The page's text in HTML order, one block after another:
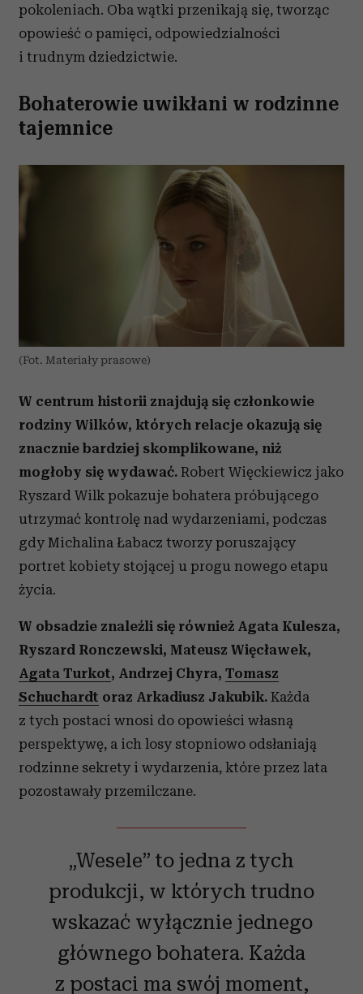
pokoleniach. Oba wątki przenikają się, tworząc
opowieść o pamięci, odpowiedzialności
i trudnym dziedzictwie.
Bohaterowie uwikłani w rodzinne
tajemnice
(Fot. Materiały prasowe)
W centrum historii znajdują się członkowie
rodziny Wilków, których relacje okazują się
znacznie bardziej skomplikowane, niż
mogłoby się wydawać. Robert Więckiewicz jako
Ryszard Wilk pokazuje bohatera próbującego
utrzymać kontrolę nad wydarzeniami, podczas
gdy Michalina Łabacz tworzy poruszający
portret kobiety stojącej u progu nowego etapu
życia.
W obsadzie znaleźli się również Agata Kulesza,
Ryszard Ronczewski, Mateusz Więcławek,
Agata Turkot, Andrzej Chyra, Tomasz
Schuchardt oraz Arkadiusz Jakubik. Każda
z tych postaci wnosi do opowieści własną
perspektywę, a ich losy stopniowo odsłaniają
rodzinne sekrety i wydarzenia, które przez lata
pozostawały przemilczane.
„Wesele” to jedna z tych
produkcji, w których trudno
wskazać wyłącznie jednego
głównego bohatera. Każda
z postaci ma swój moment,